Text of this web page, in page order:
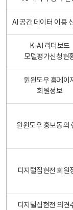
AI 공간 데이터 이용
K-AI 리더보드
모델평가신청현
원윈도우 홈페이
회원정보
원윈도우 홍보동의
디지털집현전 회원
디지털집현전 의견